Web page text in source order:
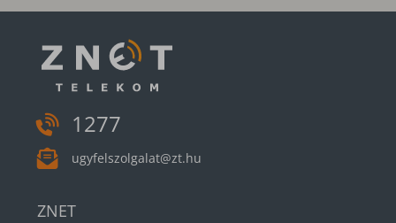
1277
ugyfelszolgalat@zt.hu
ZNET